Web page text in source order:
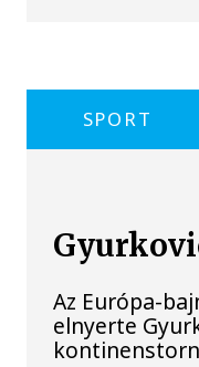
SPORT
Az Európa-
elnyerte